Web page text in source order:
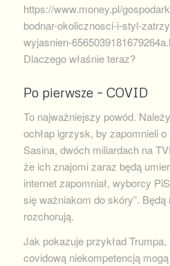
https://www.money.pl/
bodnar-okolicznosci-i-styl-
wyjasnien-
Dlaczego właśnie teraz?
Po pierwsze – COVID
To najważniejszy powód.
ochłap igrzysk, by zapomnieli
Sasina, dwóch miliardach na
że ich znajomi zaraz będą
internet zapomniał, wyborcy
się ważniakom do skóry”.
rozchorują.
Jak pokazuje przykład
covidową niekompetencją